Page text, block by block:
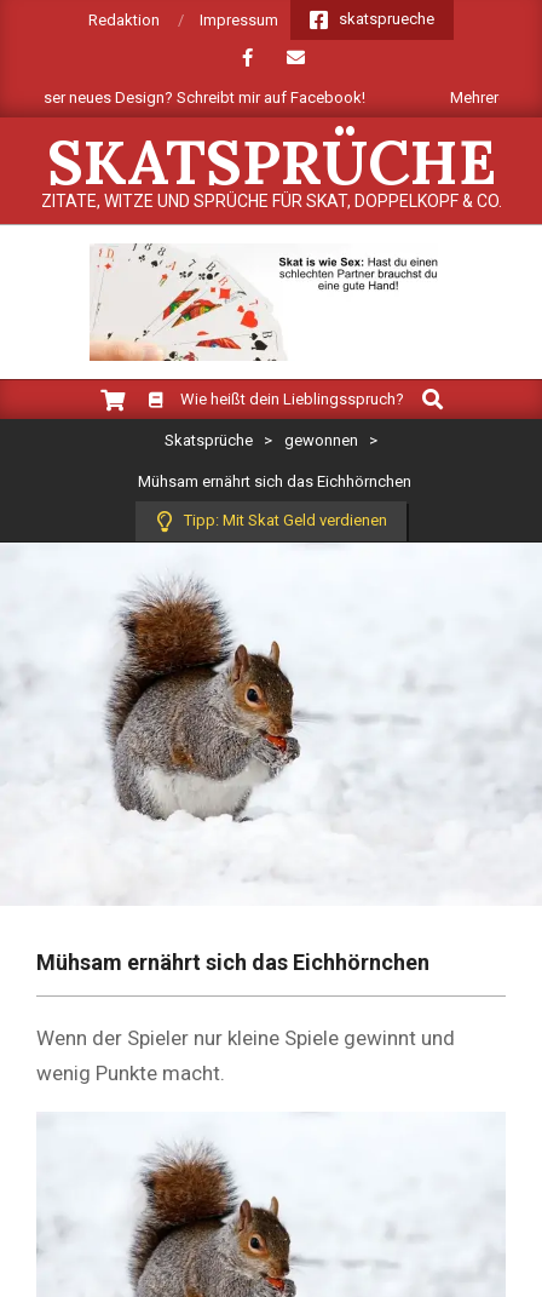
Redaktion Impressum skatsprueche
neues Design? Schreibt mir auf Facebook! Mehrere Dutzend
SKATSPRÜCHE
ZITATE, WITZE UND SPRÜCHE FÜR SKAT, DOPPELKOPF & CO.
Navigation
Wie heißt dein Lieblingsspruch?
Search
Skatsprüche > gewonnen >
Mühsam ernährt sich das Eichhörnchen
Tipp: Mit Skat Geld verdienen
Mühsam ernährt sich das Eichhörnchen
Wenn der Spieler nur kleine Spiele gewinnt und
wenig Punkte macht.